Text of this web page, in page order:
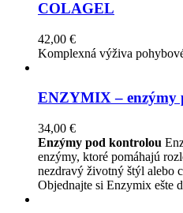
COLAGEL
42,00 €
Komplexná výživa
ENZYMIX – enzýmy
34,00 €
Enzýmy pod kontrolou
enzýmy, ktoré pomáhajú
nezdravý životný štýl alebo
Objednajte si Enzymix ešte